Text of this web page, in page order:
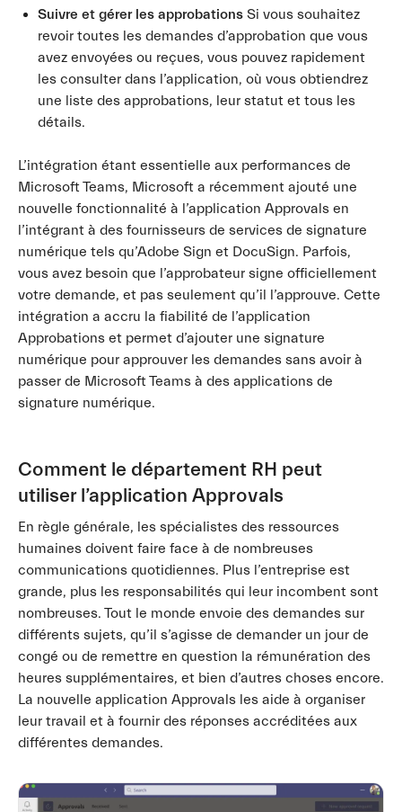
Suivre et gérer les approbations Si vous souhaitez
revoir toutes les demandes d’approbation que vous
avez envoyées ou reçues, vous pouvez rapidement
les consulter dans l’application, où vous obtiendrez
une liste des approbations, leur statut et tous les
détails.
L’intégration étant essentielle aux performances de
Microsoft Teams, Microsoft a récemment ajouté une
nouvelle fonctionnalité à l’application Approvals en
l’intégrant à des fournisseurs de services de signature
numérique tels qu’Adobe Sign et DocuSign. Parfois,
vous avez besoin que l’approbateur signe officiellement
votre demande, et pas seulement qu’il l’approuve. Cette
intégration a accru la fiabilité de l’application
Approbations et permet d’ajouter une signature
numérique pour approuver les demandes sans avoir à
passer de Microsoft Teams à des applications de
signature numérique.
Comment le département RH peut
utiliser l’application Approvals
En règle générale, les spécialistes des ressources
humaines doivent faire face à de nombreuses
communications quotidiennes. Plus l’entreprise est
grande, plus les responsabilités qui leur incombent sont
nombreuses. Tout le monde envoie des demandes sur
différents sujets, qu’il s’agisse de demander un jour de
congé ou de remettre en question la rémunération des
heures supplémentaires, et bien d’autres choses encore.
La nouvelle application Approvals les aide à organiser
leur travail et à fournir des réponses accréditées aux
différentes demandes.